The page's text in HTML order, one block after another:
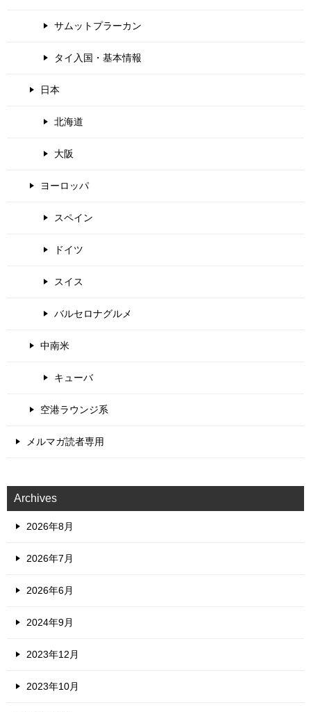
サムットプラーカン
タイ入国・基本情報
日本
北海道
大阪
ヨーロッパ
スペイン
ドイツ
スイス
バルセロナグルメ
中南米
キューバ
空港ラウンジ系
メルマガ読者専用
Archives
2026年8月
2026年7月
2026年6月
2024年9月
2023年12月
2023年10月